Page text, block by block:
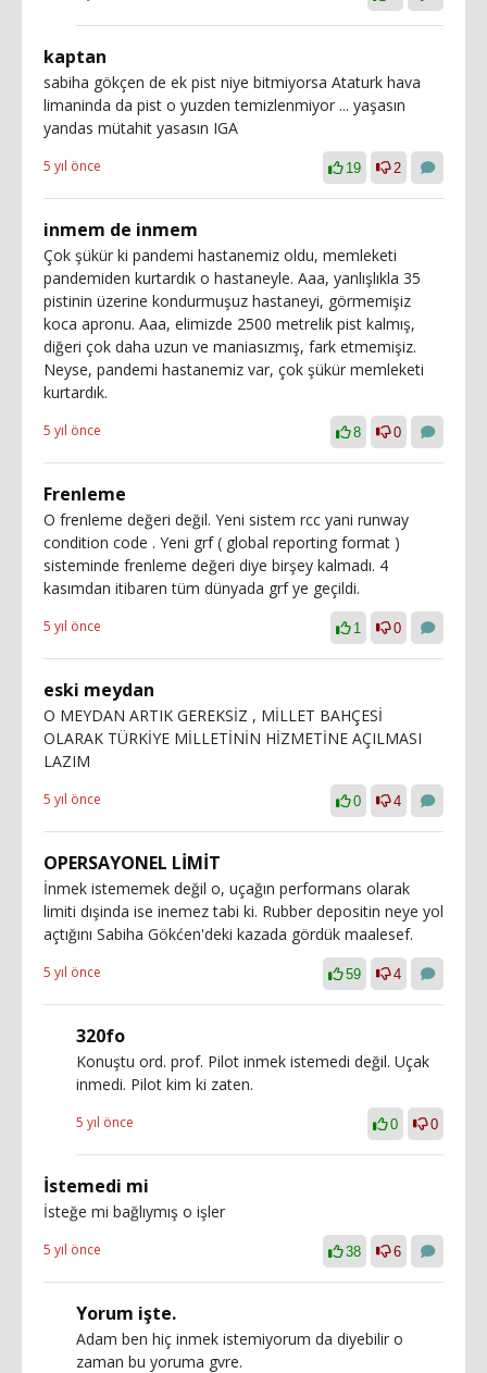
kaptan
sabiha gökçen de ek pist niye bitmiyorsa Ataturk hava
limaninda da pist o yuzden temizlenmiyor ... yaşasın
yandas mütahit yasasın IGA
5 yıl önce 19 2
inmem de inmem
Çok şükür ki pandemi hastanemiz oldu, memleketi
pandemiden kurtardık o hastaneyle. Aaa, yanlışlıkla 35
pistinin üzerine kondurmuşuz hastaneyi, görmemişiz
koca apronu. Aaa, elimizde 2500 metrelik pist kalmış,
diğeri çok daha uzun ve maniasızmış, fark etmemişiz.
Neyse, pandemi hastanemiz var, çok şükür memleketi
kurtardık.
5 yıl önce 8 0
Frenleme
O frenleme değeri değil. Yeni sistem rcc yani runway
condition code . Yeni grf ( global reporting format )
sisteminde frenleme değeri diye birşey kalmadı. 4
kasımdan itibaren tüm dünyada grf ye geçildi.
5 yıl önce 1 0
eski meydan
O MEYDAN ARTIK GEREKSİZ , MİLLET BAHÇESİ
OLARAK TÜRKİYE MİLLETİNİN HİZMETİNE AÇILMASI
LAZIM
5 yıl önce 0 4
OPERSAYONEL LİMİT
İnmek istememek değil o, uçağın performans olarak
limiti dışinda ise inemez tabi ki. Rubber depositin neye yol
açtığını Sabiha Gökćen'deki kazada gördük maalesef.
5 yıl önce 59 4
320fo
Konuştu ord. prof. Pilot inmek istemedi değil. Uçak
inmedi. Pilot kim ki zaten.
5 yıl önce 0 0
İstemedi mi
İsteğe mi bağlıymış o işler
5 yıl önce 38 6
Yorum işte.
Adam ben hiç inmek istemiyorum da diyebilir o
zaman bu yoruma gvre.